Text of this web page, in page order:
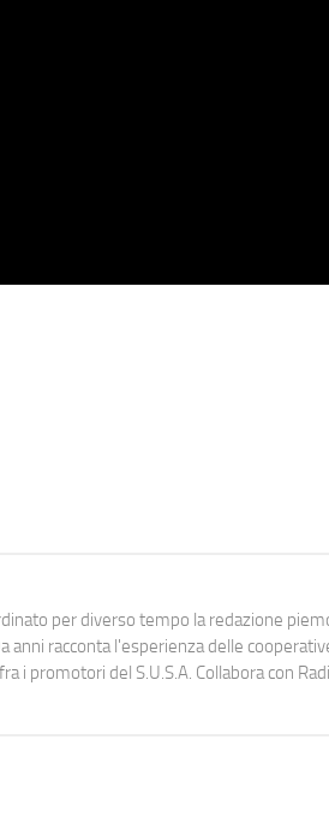
per diverso tempo la redazione
anni racconta l'esperienza delle
i promotori del S.U.S.A. Collabora con